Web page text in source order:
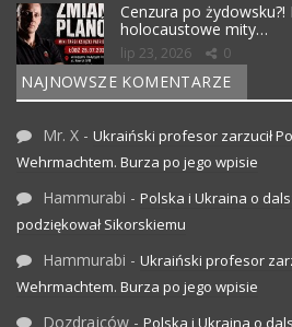
Cenzura po żydowsku?!
holocaustowe mity…
lip 23, 2026 0
NAJNOWSZE KOMENTARZE
Mr. X - Ukraiński profesor zarzucił
Wehrmachtem. Burza po jego wpisie
Hammurabi - Polska i Ukraina o
podziękował Sikorskiemu
Hammurabi - Ukraiński profesor
Wehrmachtem. Burza po jego wpisie
Dozdrajców - Polska i Ukraina o